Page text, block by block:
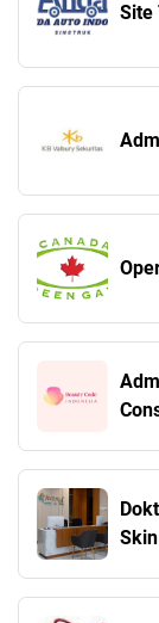
Site
Skin